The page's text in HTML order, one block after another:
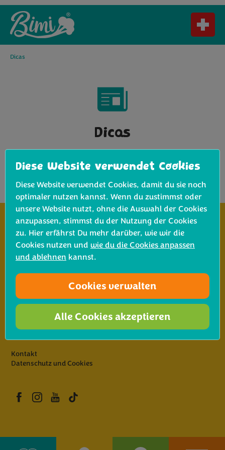
Dicas
Dicas
Keine Artikel gefunden
Diese Website verwendet Cookies
Diese Website verwendet Cookies, damit du sie noch
optimaler nutzen kannst. Wenn du zustimmst oder
unsere Website nutzt, ohne die Auswahl der Cookies
anzupassen, stimmst du der Nutzung der Cookies
zu. Hier erfährst Du mehr darüber, wie wir die
Cookies nutzen und wie du die Cookies anpassen
und ablehnen kannst.
Cookies verwalten
Alle Cookies akzeptieren
Bimi® Brokkoli Focaccia
FAQs - Häufige Fragen
Bimi® Brokkoli dämpfen
Kontakt
Datenschutz und Cookies